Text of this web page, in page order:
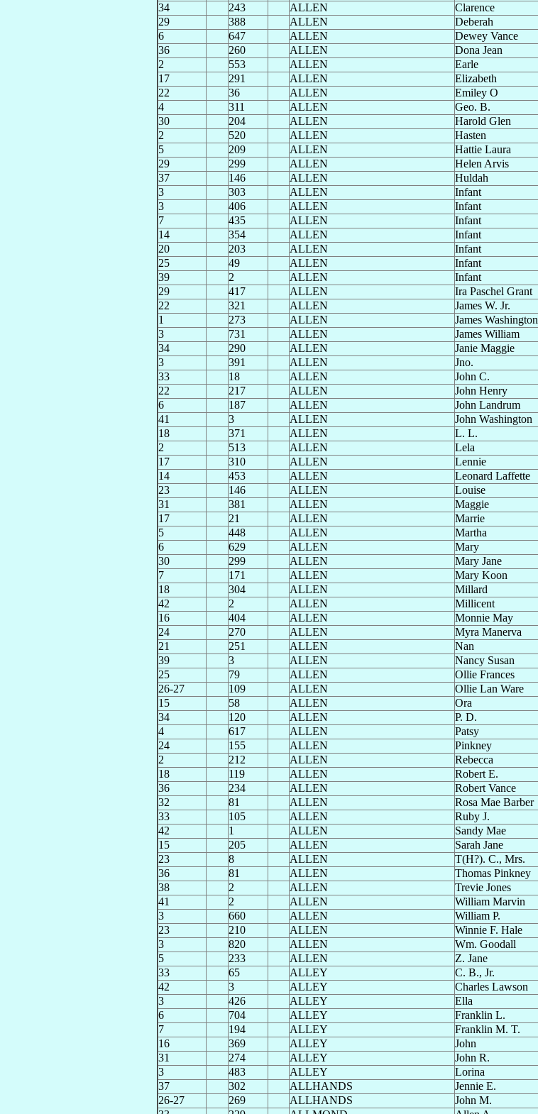
34
243 ALLEN Clarence
29
388 ALLEN Deberah
6
647 ALLEN Dewey Vance
36
260 ALLEN Dona Jean
2
553 ALLEN Earle
17
291 ALLEN Elizabeth
22
36 ALLEN Emiley O
4
311 ALLEN Geo. B.
30
204 ALLEN Harold Glen
2
520 ALLEN Hasten
5
209 ALLEN Hattie Laura
29
299 ALLEN Helen Arvis
37
146 ALLEN Huldah
3
303 ALLEN Infant
3
406 ALLEN Infant
7
435 ALLEN Infant
14
354 ALLEN Infant
20
203 ALLEN Infant
25
49 ALLEN Infant
39
2 ALLEN Infant
29
417 ALLEN Ira Paschel Grant
22
321 ALLEN James W. Jr.
1
273 ALLEN James Washington
3
731 ALLEN James William
34
290 ALLEN Janie Maggie
3
391 ALLEN Jno.
33
18 ALLEN John C.
22
217 ALLEN John Henry
6
187 ALLEN John Landrum
41
3 ALLEN John Washington
18
371 ALLEN L. L.
2
513 ALLEN Lela
17
310 ALLEN Lennie
14
453 ALLEN Leonard Laffette
23
146 ALLEN Louise
31
381 ALLEN Maggie
17
21 ALLEN Marrie
5
448 ALLEN Martha
6
629 ALLEN Mary
30
299 ALLEN Mary Jane
7
171 ALLEN Mary Koon
18
304 ALLEN Millard
42
2 ALLEN Millicent
16
404 ALLEN Monnie May
24
270 ALLEN Myra Manerva
21
251 ALLEN Nan
39
3 ALLEN Nancy Susan
25
79 ALLEN Ollie Frances
26-27
109 ALLEN Ollie Lan Ware
15
58 ALLEN Ora
34
120 ALLEN P. D.
4
617 ALLEN Patsy
24
155 ALLEN Pinkney
2
212 ALLEN Rebecca
18
119 ALLEN Robert E.
36
234 ALLEN Robert Vance
32
81 ALLEN Rosa Mae Barber
33
105 ALLEN Ruby J.
42
1 ALLEN Sandy Mae
15
205 ALLEN Sarah Jane
23
8 ALLEN T(H?). C., Mrs.
36
81 ALLEN Thomas Pinkney
38
2 ALLEN Trevie Jones
41
2 ALLEN William Marvin
3
660 ALLEN William P.
23
210 ALLEN Winnie F. Hale
3
820 ALLEN Wm. Goodall
5
233 ALLEN Z. Jane
33
65 ALLEY C. B., Jr.
42
3 ALLEY Charles Lawson
3
426 ALLEY Ella
6
704 ALLEY Franklin L.
7
194 ALLEY Franklin M. T.
16
369 ALLEY John
31
274 ALLEY John R.
3
483 ALLEY Lorina
37
302 ALLHANDS Jennie E.
26-27
269 ALLHANDS John M.